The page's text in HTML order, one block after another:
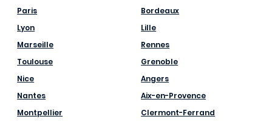
Paris
Lyon
Marseille
Toulouse
Nice
Nantes
Montpellier
Bordeaux
Lille
Rennes
Grenoble
Angers
Aix-en-Provence
Clermont-Ferrand